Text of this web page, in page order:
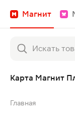
Магнит
Карта Магнит
Главная